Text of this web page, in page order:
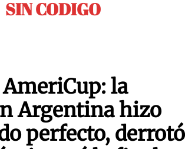
SIN CODIGO
la
Argentina hizo
perfecto, derrotó